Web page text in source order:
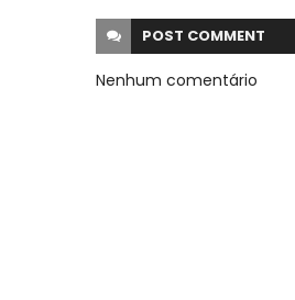
POST COMMENT
Nenhum comentário